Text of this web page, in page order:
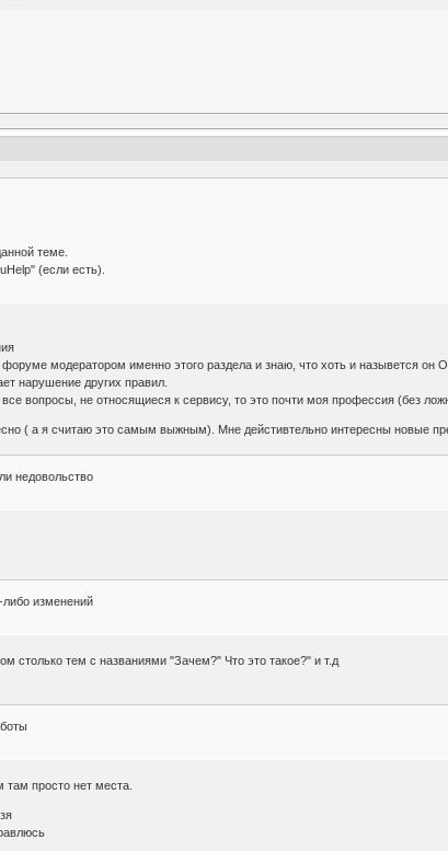
теме.
(если есть).
модератором именно этого раздела и знаю, что хоть и назывется
нарушение других правил.
вопросы, не относящиеся к сервису, то это почти моя профессия (без
( а я считаю это самым выжным). Мне дейстивтельно интересны новые
недовольство
либо изменений
столько тем с названиями "Зачем?" Что это такое?" и т.д
просто нет места.